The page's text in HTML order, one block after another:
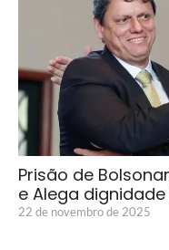
Prisão de
e Alega
22 de novembro de 2025